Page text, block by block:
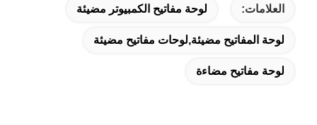
العلامات: لوحة مفاتيح الكمبيوتر مضيئة
لوحة المفاتيح مضيئة,لوحات مفاتيح مضيئة
لوحة مفاتيح مضاءة